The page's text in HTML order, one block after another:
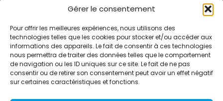
Gérer le consentement
Pour offrir les meilleures expériences, nous utilisons des
technologies telles que les cookies pour stocker et/ou accéder aux
informations des appareils. Le fait de consentir à ces technologies
nous permettra de traiter des données telles que le comportement
de navigation ou les ID uniques sur ce site. Le fait de ne pas
consentir ou de retirer son consentement peut avoir un effet négatif
sur certaines caractéristiques et fonctions.
Alternative Média est une agence de relations presse et de
relations publiques basée à Grenoble. Depuis 1995, elle conçoit et
pilote des stratégies de visibilité en France et à l’international
grâce à un réseau d’agences partenaires.